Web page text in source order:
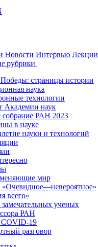
Новости Интервью Лекции
рубрики
Победы: страницы истории
наука
технологии
Академии наук
РАН 2023
в науке
науки и технологий
мир
всего»
ученых
РАН
19
разговор